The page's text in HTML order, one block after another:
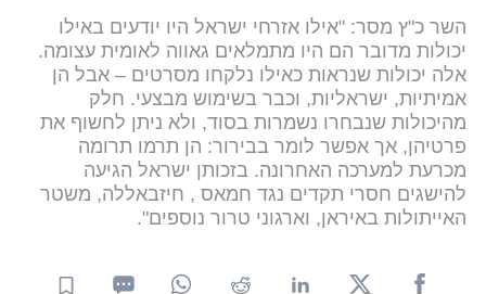
השר כ"ץ מסר: "אילו אזרחי ישראל היו יודעים באילו
יכולות מדובר הם היו מתמלאים גאווה לאומית עצומה.
אלה יכולות שנראות כאילו נלקחו מסרטים – אבל הן
אמיתיות, ישראליות, וכבר בשימוש מבצעי. חלק
מהיכולות שנבחרו נשמרות בסוד, ולא ניתן לחשוף את
פרטיהן, אך אפשר לומר בבירור: הן תרמו תרומה
מכרעת למערכה האחרונה. בזכותן ישראל הגיעה
להישגים חסרי תקדים נגד חמאס , חיזבאללה, משטר
האייתולות באיראן, וארגוני טרור נוספים".